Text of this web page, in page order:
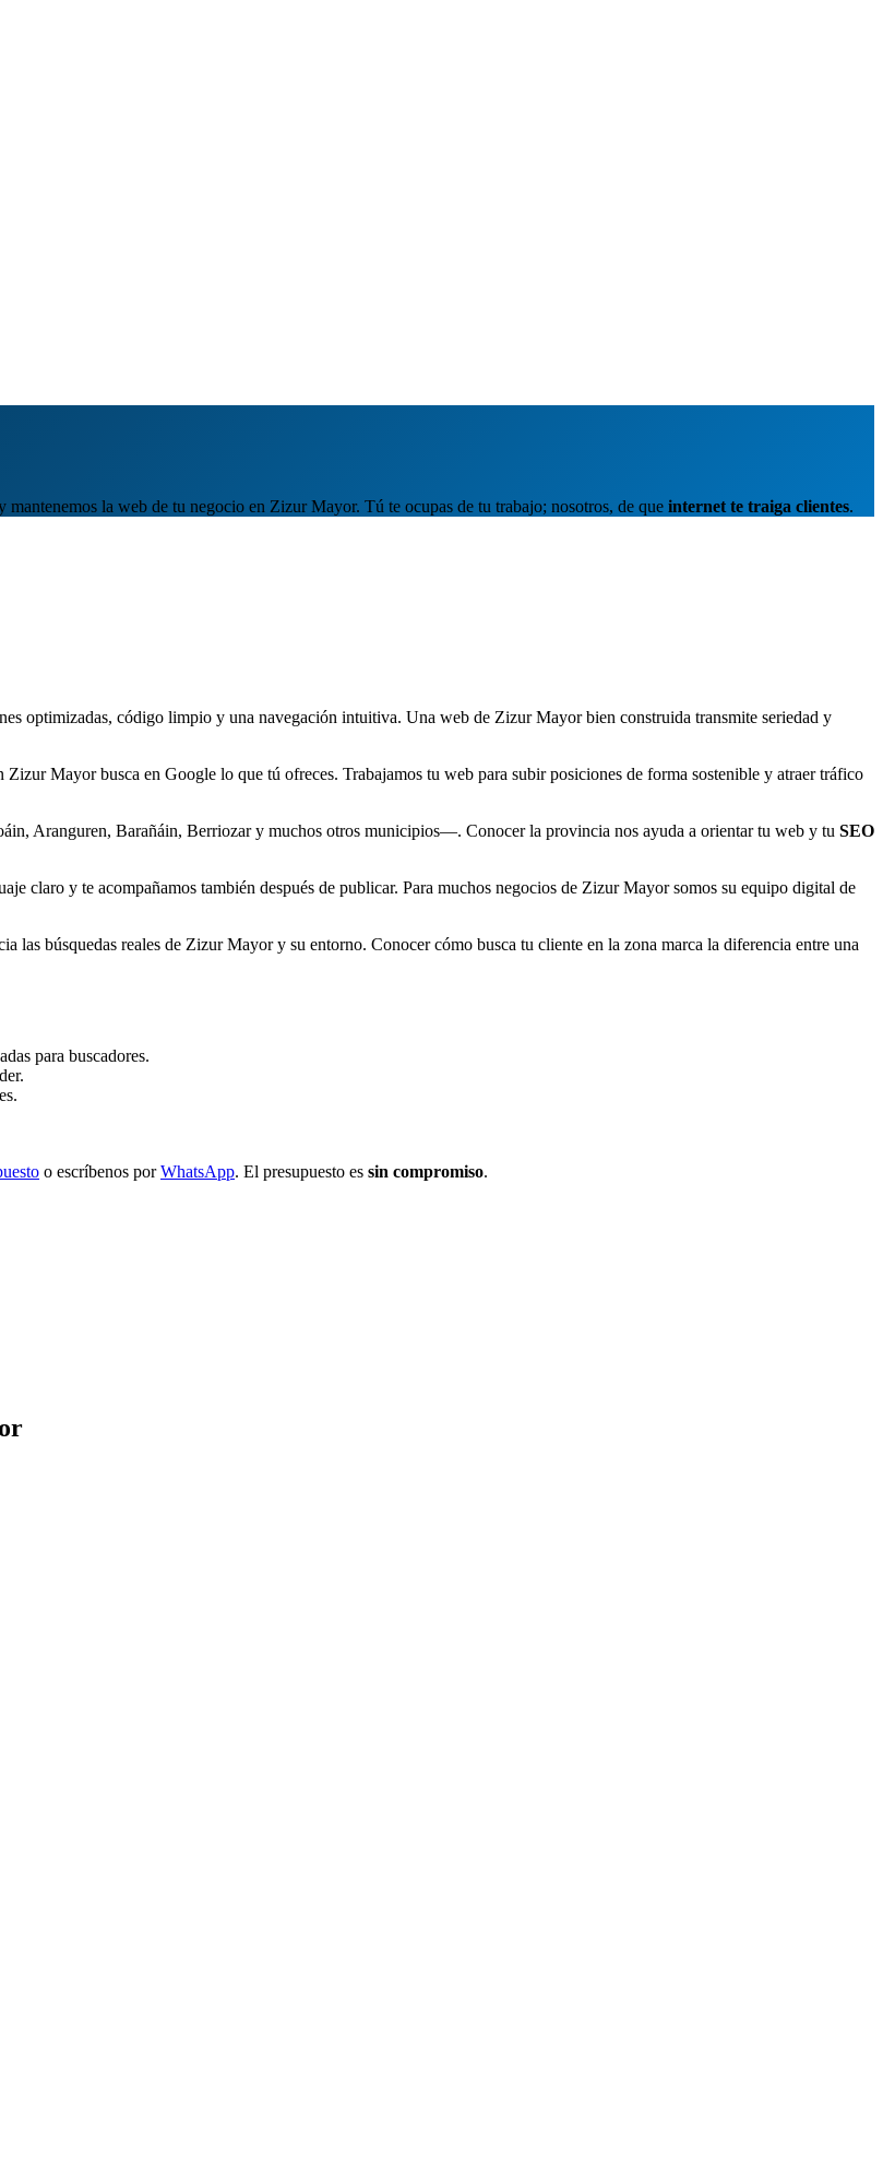
la web de tu negocio en Zizur Mayor. Tú te ocupas de tu trabajo; nosotros, de que internet te traiga clientes.
optimizadas, código limpio y una navegación intuitiva. Una web de Zizur Mayor bien construida transmite seriedad y
Zizur Mayor busca en Google lo que tú ofreces. Trabajamos tu web para subir posiciones de forma sostenible y atraer tráfico
Aranguren, Barañáin, Berriozar y muchos otros municipios—. Conocer la provincia nos ayuda a orientar tu web y tu SEO
claro y te acompañamos también después de publicar. Para muchos negocios de Zizur Mayor somos su equipo digital de
las búsquedas reales de Zizur Mayor y su entorno. Conocer cómo busca tu cliente en la zona marca la diferencia entre una
para buscadores.
o escríbenos porWhatsApp. El presupuesto es sin compromiso.